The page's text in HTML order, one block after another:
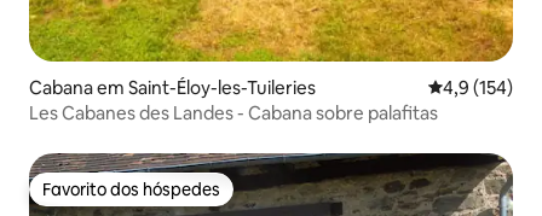
Cabana em Saint-Éloy-les-Tuileries Classificação
4,9 (154)
Les Cabanes des Landes - Cabana sobre palafitas
Favorito dos hóspedes
Favorito dos hóspedes